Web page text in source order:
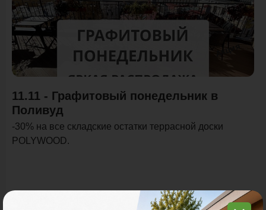
Акция
11.11 - Графитовый понедельник в
Поливуд
-30% на все складские остатки террасной доски
POLYWOOD.